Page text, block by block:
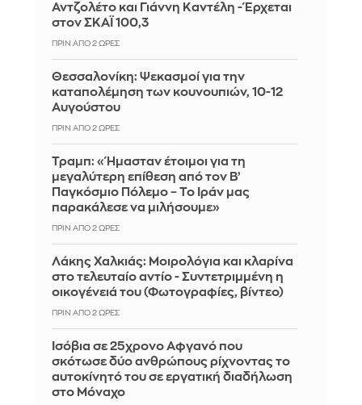
Αντζολέτο και Γιάννη Καντέλη - Έρχεται
στον ΣΚΑΪ 100,3
ΠΡΙΝ ΑΠΌ 2 ΏΡΕΣ
Θεσσαλονίκη: Ψεκασμοί για την
καταπολέμηση των κουνουπιών, 10-12
Αυγούστου
ΠΡΙΝ ΑΠΌ 2 ΏΡΕΣ
Τραμπ: «Ήμασταν έτοιμοι για τη
μεγαλύτερη επίθεση από τον Β’
Παγκόσμιο Πόλεμο – Το Ιράν μας
παρακάλεσε να μιλήσουμε»
ΠΡΙΝ ΑΠΌ 2 ΏΡΕΣ
Λάκης Χαλκιάς: Mοιρολόγια και κλαρίνα
στο τελευταίο αντίο - Συντετριμμένη η
οικογένειά του (Φωτογραφίες, βίντεο)
ΠΡΙΝ ΑΠΌ 2 ΏΡΕΣ
Ισόβια σε 25χρονο Αφγανό που
σκότωσε δύο ανθρώπους ρίχνοντας το
αυτοκίνητό του σε εργατική διαδήλωση
στο Μόναχο